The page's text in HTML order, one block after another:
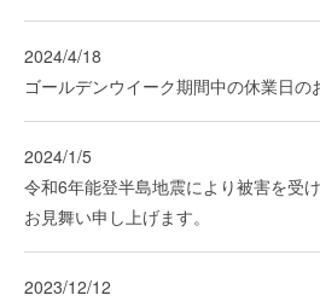
2024/4/18
ゴールデンウイーク期間中の休業日の
2024/1/5
令和6年能登半島地震により被害を受
お見舞い申し上げます。
2023/12/12